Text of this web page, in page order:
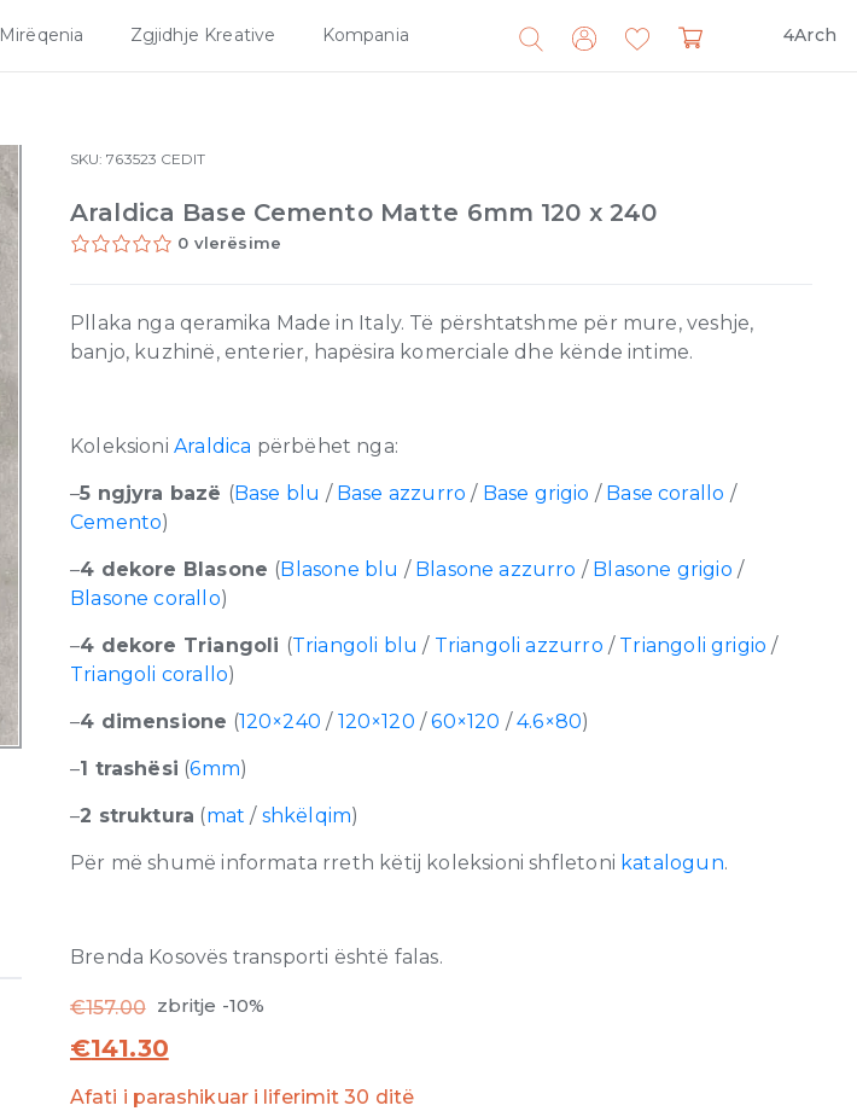
Mirëqenia Zgjidhje Kreative Kompania 4Arch
Search
for:
SKU:763523 CEDIT
Araldica Base Cemento Matte 6mm 120 x 240
0 vlerësime
Pllaka nga qeramika Made in Italy. Të përshtatshme për mure, veshje,
banjo, kuzhinë, enterier, hapësira komerciale dhe kënde intime.
Koleksioni Araldica përbëhet nga:
–5 ngjyra bazë (Base blu / Base azzurro / Base grigio / Base corallo /
Cemento)
–4 dekore Blasone (Blasone blu / Blasone azzurro / Blasone grigio /
Blasone corallo)
–4 dekore Triangoli (Triangoli blu / Triangoli azzurro / Triangoli grigio /
Triangoli corallo)
–4 dimensione (120×240 / 120×120 /60×120 /4.6×80)
–1 trashësi (6mm)
–2 struktura (mat / shkëlqim)
Për më shumë informata rreth këtij koleksioni shfletoni katalogun.
Brenda Kosovës transporti është falas.
€157.00 zbritje -10%
€141.30
Afati i parashikuar i liferimit 30 ditë